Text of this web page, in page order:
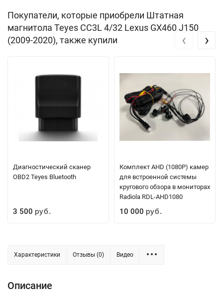
Покупатели, которые приобрели Штатная
магнитола Teyes CC3L 4/32 Lexus GX460 J150
(2009-2020), также купили
Диагностический сканер
OBD2 Teyes Bluetooth
3 500 руб.
Комплект AHD (1080P) камер
для встроенной системы
кругового обзора в мониторах
Radiola RDL-AHD1080
10 000 руб.
‹ ›
Характеристики Отзывы (0) Видео
Описание